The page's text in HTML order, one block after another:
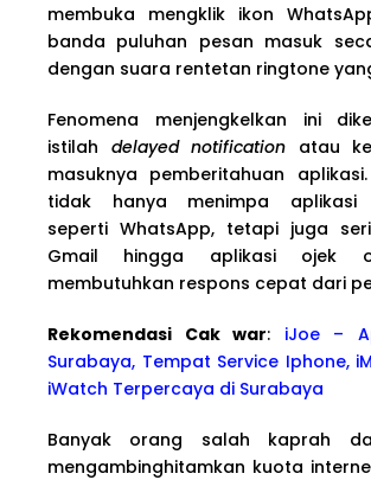
membuka mengklik ikon
banda puluhan pesan masuk
dengan suara rentetan ringtone
Fenomena menjengkelkan ini
istilah delayed notification atau
masuknya pemberitahuan
tidak hanya menimpa aplikasi
seperti WhatsApp, tetapi juga
Gmail hingga aplikasi ojek
membutuhkan respons cepat dari
Rekomendasi Cak war: iJoe –
Surabaya, Tempat Service Iphone,
iWatch Terpercaya di Surabaya
Banyak orang salah kaprah
mengambinghitamkan kuota